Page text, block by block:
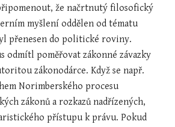
že načrtnutý filosofický
myšlení oddělen od tématu
přenesen do politické roviny.
odmítl poměřovat zákonné závazky
zákonodárce. Když se např.
Norimberského procesu
zákonů a rozkazů nadřízených,
přístupu k právu. Pokud